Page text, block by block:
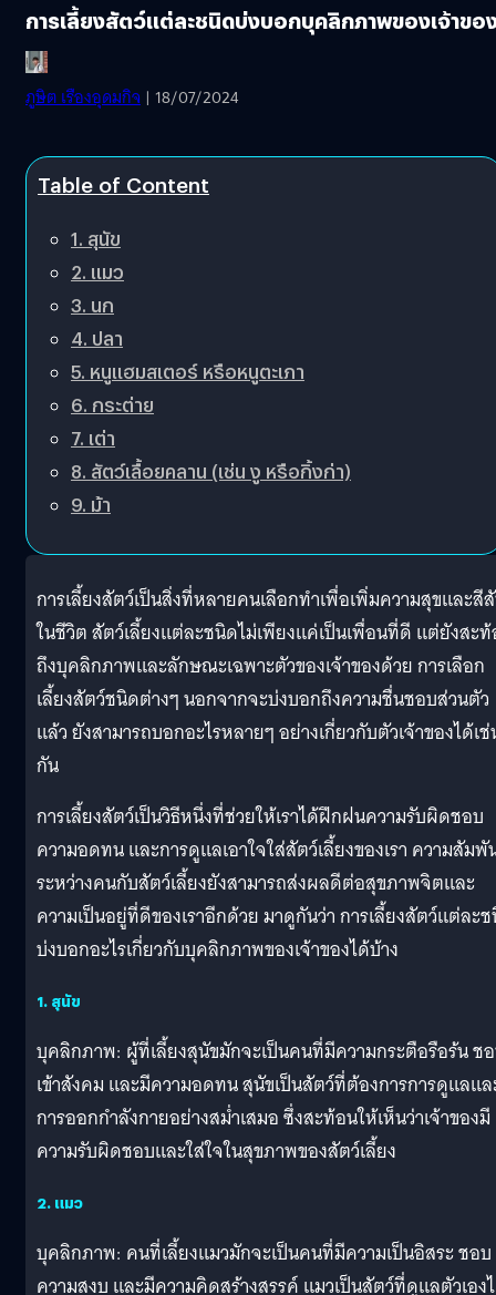
การเลี้ยงสัตว์แต่ละชนิดบ่งบอกบุคลิกภาพของเจ้าขอ
ภูษิต เรืองอุดมกิจ | 18/07/2024
Table of Content
1. สุนัข
2. แมว
3. นก
4. ปลา
5. หนูแฮมสเตอร์ หรือหนูตะเภา
6. กระต่าย
7. เต่า
8. สัตว์เลื้อยคลาน (เช่น งู หรือกิ้งก่า)
9. ม้า
การเลี้ยงสัตว์เป็นสิ่งที่หลายคนเลือกทำเพื่อเพิ่มความสุขและสี
ในชีวิต สัตว์เลี้ยงแต่ละชนิดไม่เพียงแค่เป็นเพื่อนที่ดี แต่ยังสะ
ถึงบุคลิกภาพและลักษณะเฉพาะตัวของเจ้าของด้วย การเลือก
เลี้ยงสัตว์ชนิดต่างๆ นอกจากจะบ่งบอกถึงความชื่นชอบส่วนตัว
แล้ว ยังสามารถบอกอะไรหลายๆ อย่างเกี่ยวกับตัวเจ้าของได้เ
กัน
การเลี้ยงสัตว์เป็นวิธีหนึ่งที่ช่วยให้เราได้ฝึกฝนความรับผิดชอบ
ความอดทน และการดูแลเอาใจใส่สัตว์เลี้ยงของเรา ความสัมพั
ระหว่างคนกับสัตว์เลี้ยงยังสามารถส่งผลดีต่อสุขภาพจิตและ
ความเป็นอยู่ที่ดีของเราอีกด้วย มาดูกันว่า การเลี้ยงสัตว์แต่ละ
บ่งบอกอะไรเกี่ยวกับบุคลิกภาพของเจ้าของได้บ้าง
1. สุนัข
บุคลิกภาพ: ผู้ที่เลี้ยงสุนัขมักจะเป็นคนที่มีความกระตือรือร้น ช
เข้าสังคม และมีความอดทน สุนัขเป็นสัตว์ที่ต้องการการดูแลแ
การออกกำลังกายอย่างสม่ำเสมอ ซึ่งสะท้อนให้เห็นว่าเจ้าของมี
ความรับผิดชอบและใส่ใจในสุขภาพของสัตว์เลี้ยง
2. แมว
บุคลิกภาพ: คนที่เลี้ยงแมวมักจะเป็นคนที่มีความเป็นอิสระ ชอบ
ความสงบ และมีความคิดสร้างสรรค์ แมวเป็นสัตว์ที่ดูแลตัวเอง